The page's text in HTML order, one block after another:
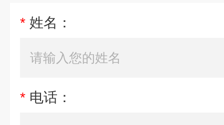
* 姓名：
* 电话：